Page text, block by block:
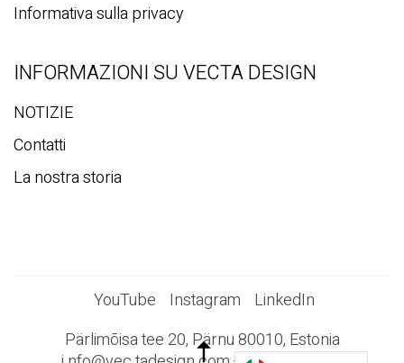
Informativa sulla privacy
INFORMAZIONI SU VECTA DESIGN
NOTIZIE
Contatti
La nostra storia
YouTube Instagram
LinkedIn
Pärlimõisa tee 20, Pärnu 80010, Estonia